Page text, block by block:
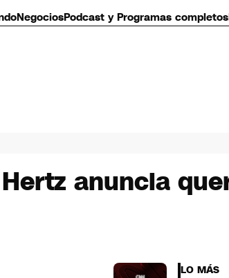
NegociosPodcast y Programas completos
anuncia
LO MÁS